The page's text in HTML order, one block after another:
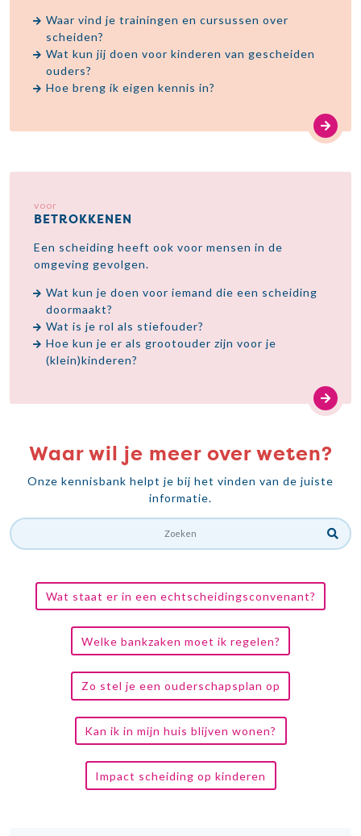
Waar vind je trainingen en cursussen over
scheiden?
Wat kun jij doen voor kinderen van gescheiden
ouders?
Hoe breng ik eigen kennis in?
voor
BETROKKENEN
Een scheiding heeft ook voor mensen in de
omgeving gevolgen.
Wat kun je doen voor iemand die een scheiding
doormaakt?
Wat is je rol als stiefouder?
Hoe kun je er als grootouder zijn voor je
(klein)kinderen?
Waar wil je meer over weten?
Onze kennisbank helpt je bij het vinden van de juiste
informatie.
Wat staat er in een echtscheidingsconvenant?
Welke bankzaken moet ik regelen?
Zo stel je een ouderschapsplan op
Kan ik in mijn huis blijven wonen?
Impact scheiding op kinderen